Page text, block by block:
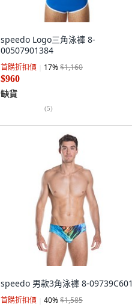
speedo Logo三角泳褲 8-
00507901384
首購折扣價 17%$1,160
$960
缺貨
(5)
speedo 男款3角泳褲 8-09739C601
首購折扣價 40%$1,585